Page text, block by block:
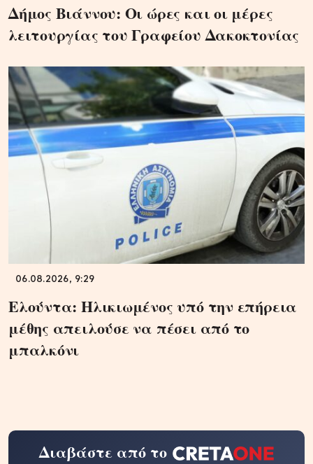
Δήμος Βιάννου: Οι ώρες και οι μέρες
λειτουργίας του Γραφείου Δακοκτονίας
06.08.2026, 9:29
Ελούντα: Ηλικιωμένος υπό την επήρεια
μέθης απειλούσε να πέσει από το
μπαλκόνι
Διαβάστε από το